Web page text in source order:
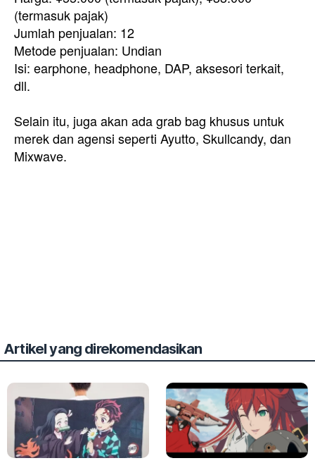
(termasuk pajak)
Jumlah penjualan: 12
Metode penjualan: Undian
Isi: earphone, headphone, DAP, aksesori terkait,
dll.
Selain itu, juga akan ada grab bag khusus untuk
merek dan agensi seperti Ayutto, Skullcandy, dan
Mixwave.
Artikel yang direkomendasikan